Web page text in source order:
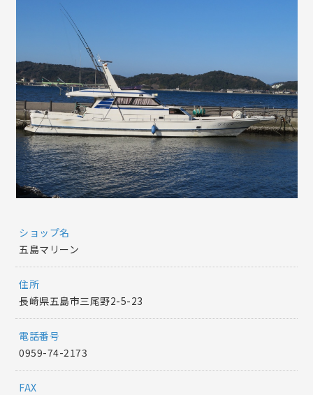
ショップ名
五島マリーン
住所
長崎県五島市三尾野2-5-23
電話番号
0959-74-2173
FAX